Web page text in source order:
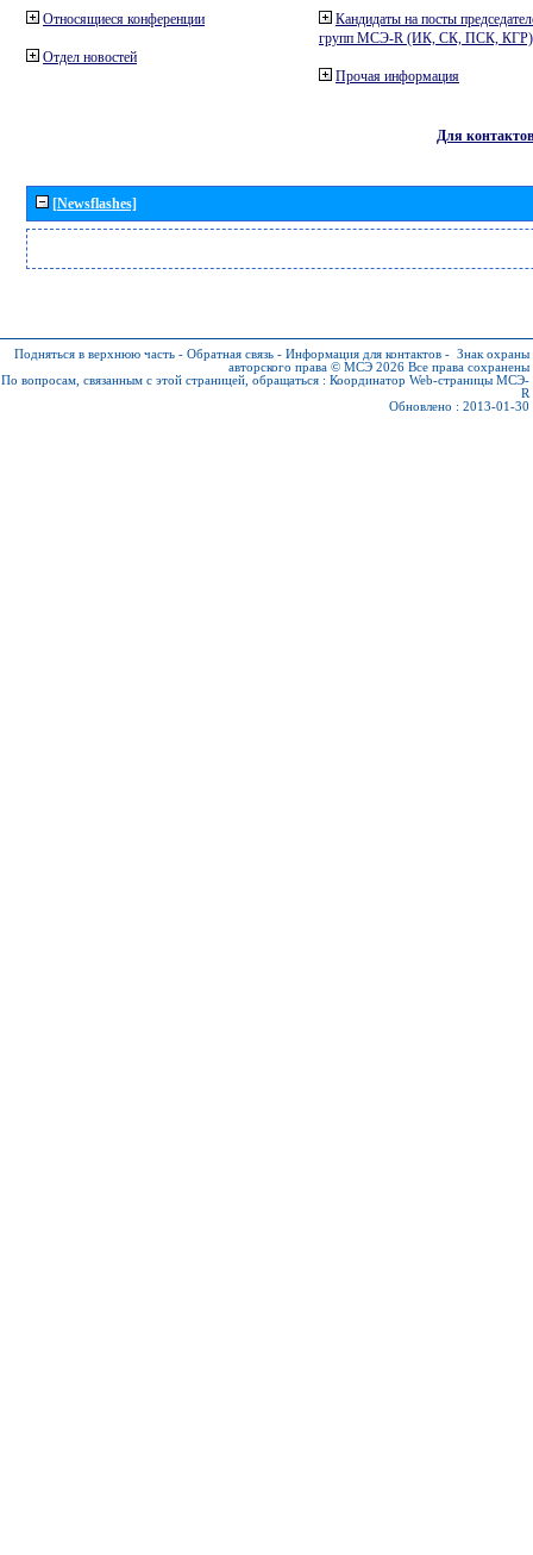
Относящиеся конференции
Отдел новостей
Кандидаты на посты
групп МСЭ-R (ИК, СК, ПСК, КГР)
Прочая информация
Для контактов
[Newsflashes]
Подняться в верхнюю часть - Обратная связь - Информация для контактов - Знак охраны
авторского права © МСЭ 2026 Все права сохранены
По вопросам, связанным с этой страницей, обращаться : Координатор Web-страницы МСЭ-
R
Обновлено : 2013-01-30